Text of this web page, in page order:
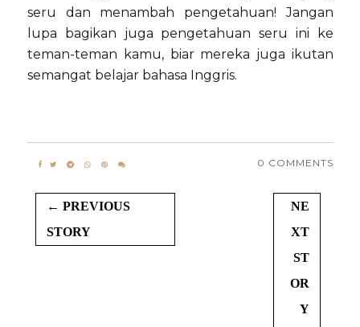
seru dan menambah pengetahuan! Jangan
lupa bagikan juga pengetahuan seru ini ke
teman-teman kamu, biar mereka juga ikutan
semangat belajar bahasa Inggris.
0 COMMENTS
← PREVIOUS
STORY
NE
XT
ST
OR
Y